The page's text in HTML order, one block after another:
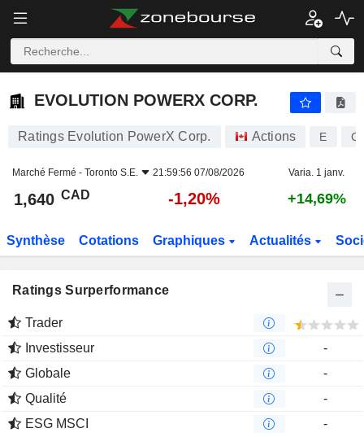
EVOLUTION POWERX CORP.
EVOLUTION POWERX CORP.
Ratings Evolution PowerX Corp. Actions E
Marché Fermé - Toronto S.E. 21:59:56 07/08/2026 Varia. 1 janv.
1,640 CAD -1,20% +14,69%
Synthèse Cotations Graphiques Actualités
Ratings Surperformance
Trader
Investisseur
-
Globale
-
Qualité
-
ESG MSCI
-